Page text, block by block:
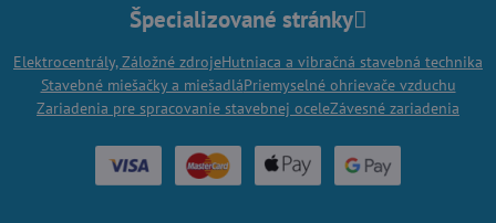
Špecializované stránky
Elektrocentrály, Záložné zdrojeHutniaca a vibračná stavebná technika
Stavebné miešačky a miešadláPriemyselné ohrievače vzduchu
Zariadenia pre spracovanie stavebnej oceleZávesné zariadenia